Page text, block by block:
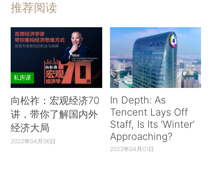
推荐阅读
私房课
向松祚：宏观经济70
讲，带你了解国内外
经济大局
2022年04月06日
In Depth: As
Tencent Lays Off
Staff, Is Its ‘Winter’
Approaching?
2022年04月01日